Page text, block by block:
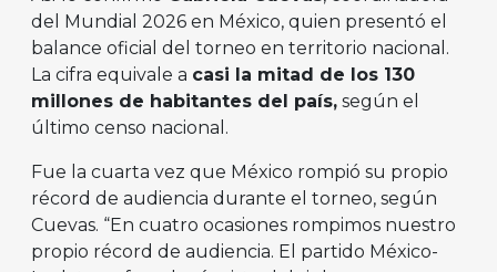
del Mundial 2026 en México, quien presentó el
balance oficial del torneo en territorio nacional.
La cifra equivale a casi la mitad de los 130
millones de habitantes del país, según el
último censo nacional.
Fue la cuarta vez que México rompió su propio
récord de audiencia durante el torneo, según
Cuevas. “En cuatro ocasiones rompimos nuestro
propio récord de audiencia. El partido México-